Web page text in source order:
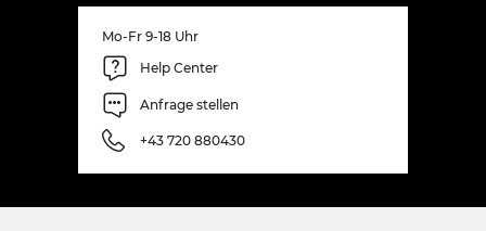
Mo-Fr 9-18 Uhr
Help Center
Anfrage stellen
+43 720 880430